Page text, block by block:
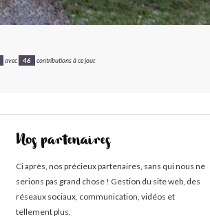
avec 46 contributions à ce jour.
Nos partenaires
Ci après, nos précieux partenaires, sans qui nous ne
serions pas grand chose ! Gestion du site web, des
réseaux sociaux, communication, vidéos et
tellement plus.